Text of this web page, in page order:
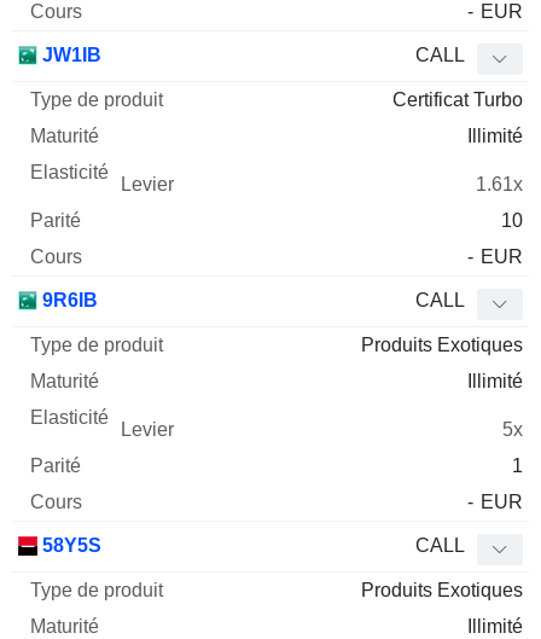
- EUR
JW1IB CALL
Certificat Turbo
Illimité
1.61x
10
- EUR
9R6IB CALL
Produits Exotiques
Illimité
5x
1
- EUR
58Y5S CALL
Produits Exotiques
Illimité